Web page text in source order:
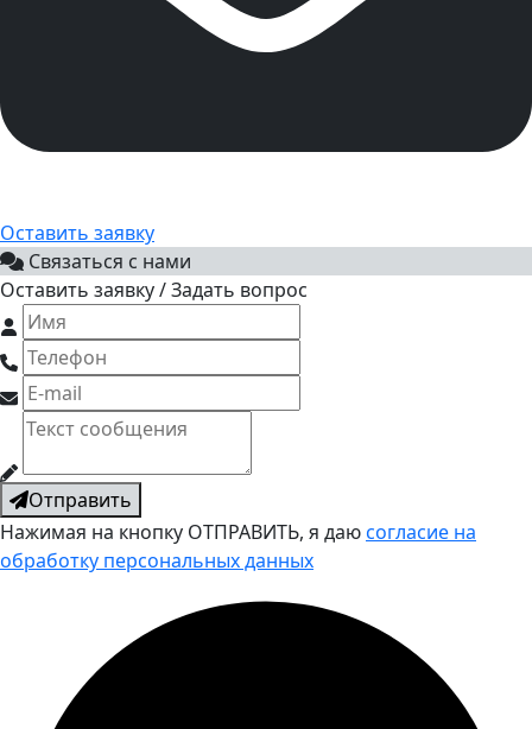
Оставить заявку
Связаться с нами
Оставить заявку / Задать вопрос
Отправить
Нажимая на кнопку ОТПРАВИТЬ, я даюсогласие на
обработку персональных данных